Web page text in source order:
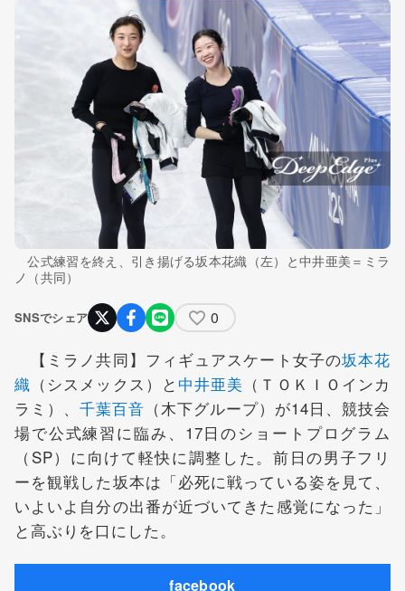
公式練習を終え、引き揚げる坂本花織（左）と中井亜美＝ミラ
ノ（共同）
SNSでシェア 0
【ミラノ共同】フィギュアスケート女子の坂本花
織 （シスメックス）と 中井亜美 （ＴＯＫＩＯインカ
ラミ）、千葉百音 （木下グループ）が14日、競技会
場で公式練習に臨み、17日のショートプログラム
（SP）に向けて軽快に調整した。前日の男子フリ
ーを観戦した坂本は「必死に戦っている姿を見て、
いよいよ自分の出番が近づいてきた感覚になった」
と高ぶりを口にした。
facebook